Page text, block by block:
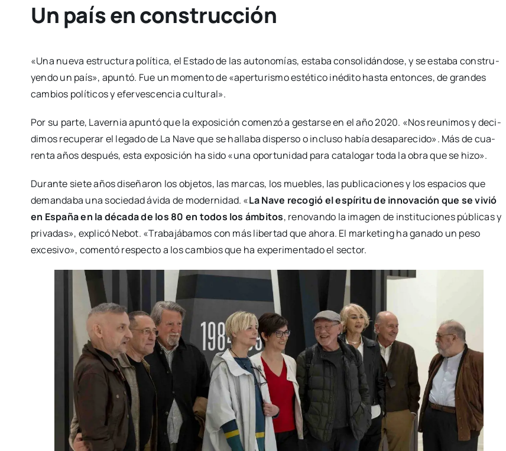
Un país en construcción
«Una nue­va estruc­tu­ra polí­ti­ca, el Esta­do de las auto­no­mías, esta­ba con­so­li­dán­do­se, y se esta­ba cons­tru­
yen­do un país», apun­tó. Fue un momen­to de «aper­tu­ris­mo esté­ti­co iné­di­to has­ta enton­ces, de gran­des
cam­bios polí­ti­cos y efer­ves­cen­cia cul­tu­ral».
Por su par­te, Laver­nia apun­tó que la expo­si­ción comen­zó a ges­tar­se en el año 2020. «Nos reuni­mos y deci­
di­mos recu­pe­rar el lega­do de La Nave que se halla­ba dis­per­so o inclu­so había des­apa­re­ci­do». Más de cua­
ren­ta años des­pués, esta expo­si­ción ha sido «una opor­tu­ni­dad para cata­lo­gar toda la obra que se hizo».
Duran­te sie­te años dise­ña­ron los obje­tos, las mar­cas, los mue­bles, las publi­ca­cio­nes y los espa­cios que
deman­da­ba una socie­dad ávi­da de moder­ni­dad. «La Nave reco­gió el espí­ri­tu de inno­va­ción que se vivió
en Espa­ña en la déca­da de los 80 en todos los ámbi­tos, reno­van­do la ima­gen de ins­ti­tu­cio­nes públi­cas y
pri­va­das», expli­có Nebot. «Tra­ba­já­ba­mos con más liber­tad que aho­ra. El mar­ke­ting ha gana­do un peso
exce­si­vo», comen­tó res­pec­to a los cam­bios que ha expe­ri­men­ta­do el sec­tor.